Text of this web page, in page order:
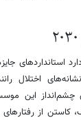
اختلال
چشم‌انداز این
سال ۲۰۳۰. هدف، کاستن